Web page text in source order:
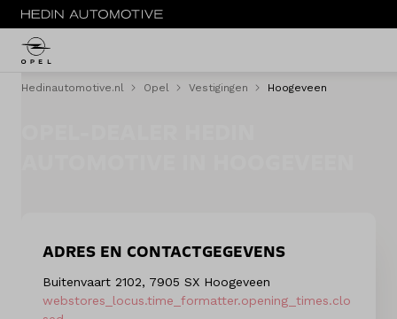
MENU
Private lease
Hedinautomotive.nl Opel Vestigingen Hoogeveen
ADRES EN CONTACTGEGEVENS
Buitenvaart 2102, 7905 SX Hoogeveen
webstores_locus.time_formatter.opening_times.clo